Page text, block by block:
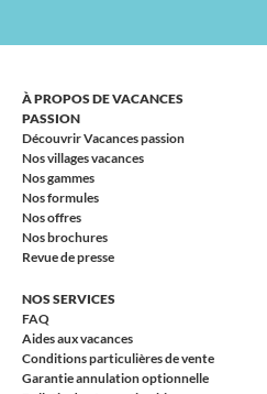
À PROPOS DE VACANCES
PASSION
Découvrir Vacances passion
Nos villages vacances
Nos gammes
Nos formules
Nos offres
Nos brochures
Revue de presse
NOS SERVICES
FAQ
Aides aux vacances
Conditions particulières de vente
Garantie annulation optionnelle